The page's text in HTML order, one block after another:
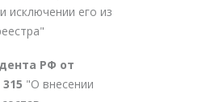
исключении его из
РФ от
"О внесении